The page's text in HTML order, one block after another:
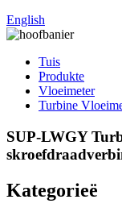
English
Tuis
Produkte
Vloeimeter
Turbine
SUP-LWGY
Kategorieë